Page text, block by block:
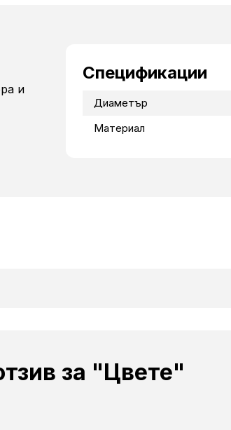
и
Спецификации
Диаметър
Материал
за "Цвете"